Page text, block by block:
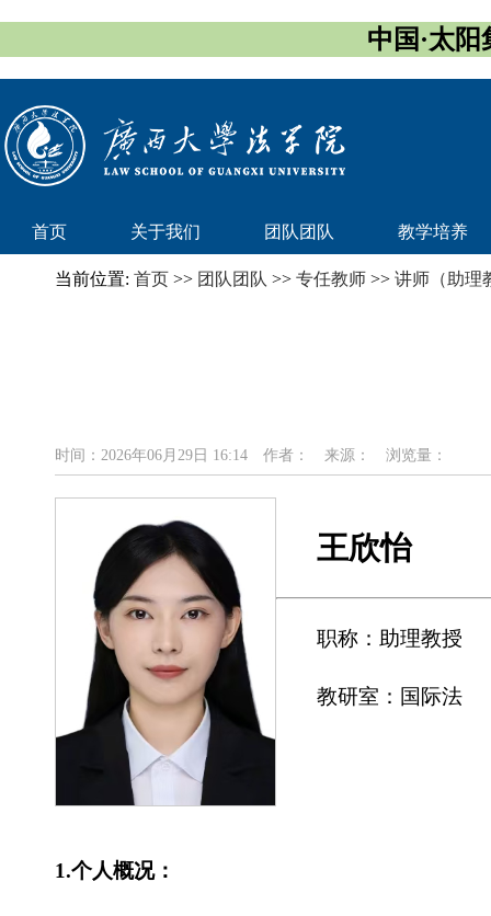
中国·太
首页 关于我们 团队团队 教学培养
当前位置: 首页 >> 团队团队 >> 专任教师 >> 讲师（助理
时间：2026年06月29日 16:14 作者： 来源： 浏览量：
王欣怡
职称：助理教授
教研室：国际法
1.个人概况：